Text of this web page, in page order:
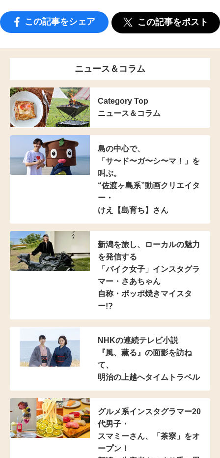
この記事をシェア この記事をポスト
ニュース＆コラム
Category Top
ニュース＆コラム
島の中心で、
「サ〜ド〜ガ〜シ〜マ！」を
叫ぶ。
“佐渡ヶ島系”動画クリエイタ
ー・
けえ【島育ち】さん
新潟を旅し、
ローカルの魅力
を発信する
「バイク女子」インスタグラ
マー ・さあちゃん
自称・ポッポ焼きマイスタ
ー!?
NHKの連続テレビ小説
『風、薫る』の面影を訪ね
て、
明治の上越へタイムトラベル
グルメ系インスタグラマー20
代男子・
スマミーさん、「茶寮」をオ
ープン！